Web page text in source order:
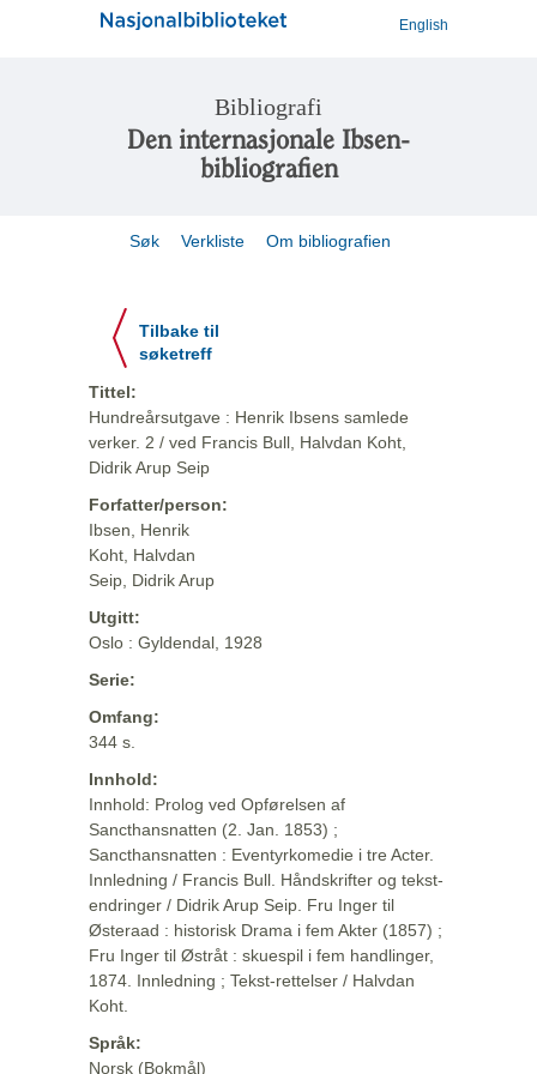
English
Bibliografi
Den internasjonale Ibsen-
bibliografien
Søk Verkliste Om bibliografien
Tilbake til
søketreff
Tittel:
Hundreårsutgave : Henrik Ibsens samlede
verker. 2 / ved Francis Bull, Halvdan Koht,
Didrik Arup Seip
Forfatter/person:
Ibsen, Henrik
Koht, Halvdan
Seip, Didrik Arup
Utgitt:
Oslo : Gyldendal, 1928
Serie:
Omfang:
344 s.
Innhold:
Innhold: Prolog ved Opførelsen af
Sancthansnatten (2. Jan. 1853) ;
Sancthansnatten : Eventyrkomedie i tre Acter.
Innledning / Francis Bull. Håndskrifter og tekst-
endringer / Didrik Arup Seip. Fru Inger til
Østeraad : historisk Drama i fem Akter (1857) ;
Fru Inger til Østråt : skuespil i fem handlinger,
1874. Innledning ; Tekst-rettelser / Halvdan
Koht.
Språk:
Norsk (Bokmål)